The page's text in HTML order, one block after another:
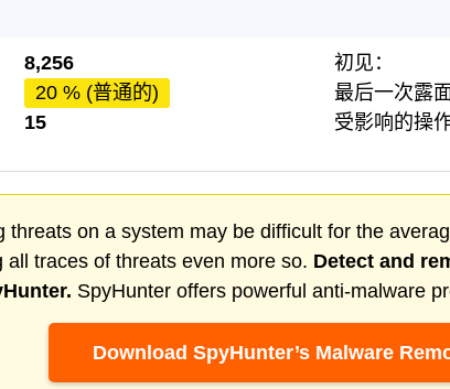
8,256
20 % (普通的)
15
初见：
最后一次露面
受影响的操
threats on a system may be difficult for the
all traces of threats even more so. Detect and
SpyHunter offers powerful anti-malware
Download SpyHunter’s Malware